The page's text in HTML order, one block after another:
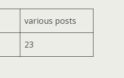
various posts
23